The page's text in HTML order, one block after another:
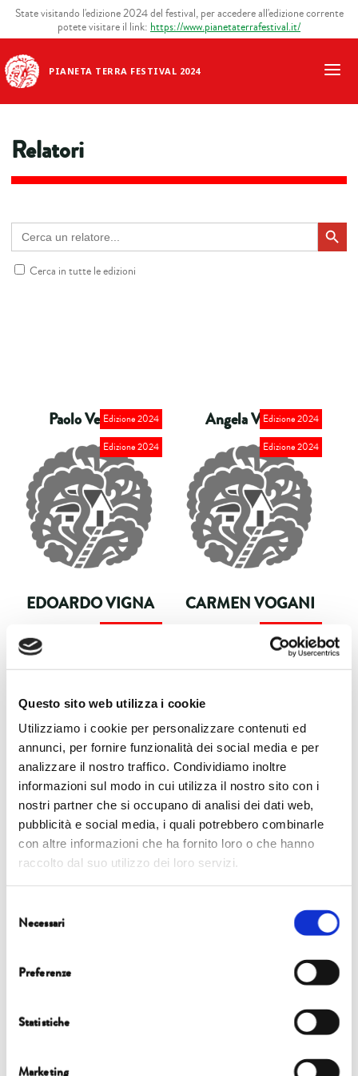
Questo sito web utilizza i cookie
Utilizziamo i cookie per personalizzare contenuti ed
annunci, per fornire funzionalità dei social media e per
analizzare il nostro traffico. Condividiamo inoltre
informazioni sul modo in cui utilizza il nostro sito con i
nostri partner che si occupano di analisi dei dati web,
pubblicità e social media, i quali potrebbero combinarle
con altre informazioni che ha fornito loro o che hanno
raccolto dal suo utilizzo dei loro servizi.
delNecessari
Preferenze
Statistiche
Marketing
PIANETA TERRA FESTIVAL 2024
State visitando l'edizione 2024 del festival, per accedere all'edizione corrente
potete visitare il link: https://www.pianetaterrafestival.it/
Relatori
Cerca
un
relatore:
Search Button
Cerca in tutte le edizioni
Edizione 2024
Paolo Verzone Edizione 2024
Angela Vettese
Edizione 2024
EDOARDO VIGNA
Edizione 2024
CARMEN VOGANI
ANDREA ZAGHI
Gustavo Zagrebelsky
GUSTAVO